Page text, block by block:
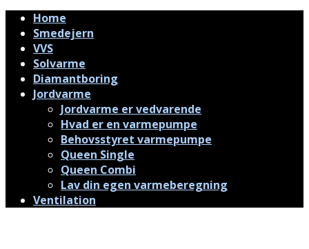
Home
Smedejern
VVS
Solvarme
Diamantboring
Jordvarme
Jordvarme er vedvarende
Hvad er en varmepumpe
Behovsstyret varmepumpe
Queen Single
Queen Combi
Lav din egen varmeberegning
Ventilation